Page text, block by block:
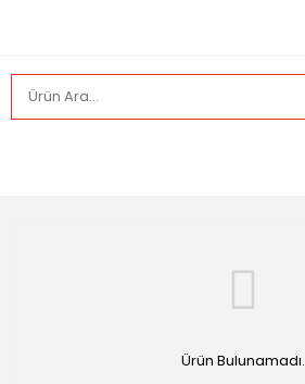
Ürün Bulunamadı.